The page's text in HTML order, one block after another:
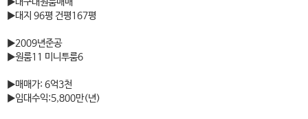
▶대지 96평 건평167평
▶2009년준공
▶원룸11 미니투룸6
▶매매가: 6억3천
▶임대수익:5,800만(년)